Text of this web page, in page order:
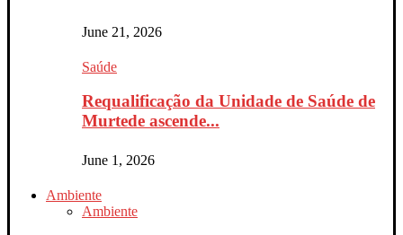
June 21, 2026
Saúde
Requalificação da Unidade de Saúde de
Murtede ascende...
June 1, 2026
Ambiente
Ambiente